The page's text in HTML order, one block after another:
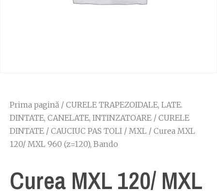
Prima pagină / CURELE TRAPEZOIDALE, LATE.
DINTATE, CANELATE, INTINZATOARE / CURELE
DINTATE / CAUCIUC PAS TOLI / MXL / Curea MXL
120/ MXL 960 (z=120), Bando
Curea MXL 120/ MXL